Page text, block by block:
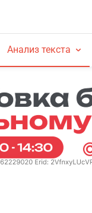
Анализ текста